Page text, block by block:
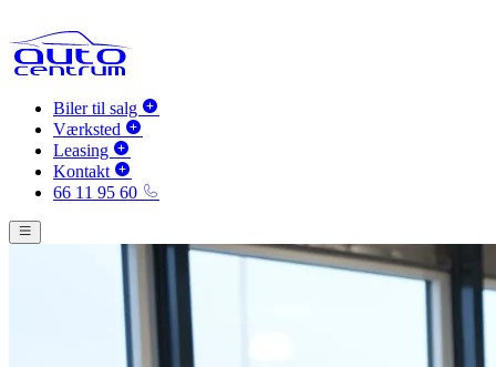
Biler til salg
Værksted
Leasing
Kontakt
66 11 95 60